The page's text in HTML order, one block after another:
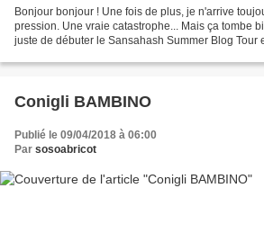
Bonjour bonjour ! Une fois de plus, je n'arrive
pression. Une vraie catastrophe... Mais ça tombe
juste de débuter le Sansahash Summer Blog Tour
Conigli BAMBINO
Publié le 09/04/2018 à 06:00
Par sosoabricot